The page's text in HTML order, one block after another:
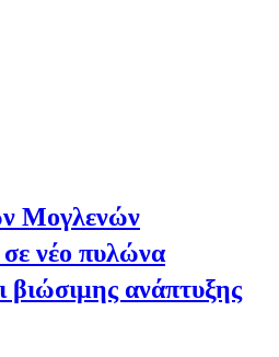
Μογλενών
σε νέο πυλώνα
βιώσιμης ανάπτυξης